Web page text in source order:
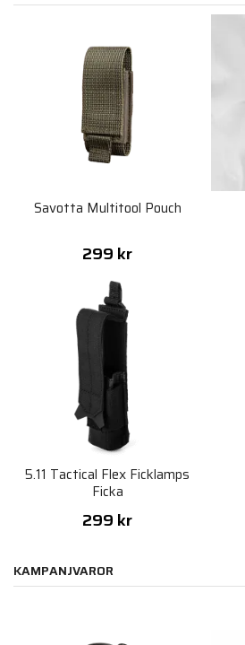
Savotta Multitool Pouch
299 kr
5.11 Tactical Flex Ficklamps
Ficka
299 kr
KAMPANJVAROR